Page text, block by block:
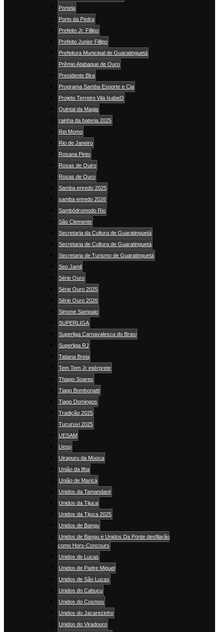
Portela
Porto da Pedra
Prefeito Jr. Fillipo
Prefeito Junior Fillipo
Prefeitura Municipal de Guaratinguetá
Prêmio Atabaque de Ouro
Presidente Bira
Programa Samba Esporte e Cia
Projeto Terreiro Vila Isabel3
Quintal da Magia
rainha da bateria 2025
Rei Momo
Rio de Janeiro
Rosana Pinto
Rosas de Ouiro
Rosas de Ouro
Samba enredo 2025
samba enredo 2026
Sambódromodo Rio
São Clemente
Secretaria da Cultura de Guaratinguetá
Secretaria de Cultura de Guaratinguetá
Secretaria de Turismo de Guaratinguetá
Seo Jamil
Série Ouro
Série Ouro 2025
Série Ouro 2026
Simone Sampaio
SUPERLIGA
Superliga Carnavalesca do Brasi
Superliga RJ
Tatiana Breia
Tem Tem Jr intérprete
Thiago Soares
Tiago Bombonatti
Tiago Domingos
Tradição 2025
Tucuruvi 2025
UESAM
Uesp
Uirapuru da Mooca
União da Ilha
União de Maricá
Unidos da Tamandaré
Unidos da Tijuca
Unidos da Tijuca 2025
Unidos de Bangu
Unidos de Bangu e Unidos Da Ponte desfilarão
como Hors-Concours
Unidos de Lucas
Unidos de Padre Miguel
Unidos de São Lucas
Unidos do Cabuçu
Unidos do Cosmos
Unidos do Jacarezinho
Unidos do Viradouro